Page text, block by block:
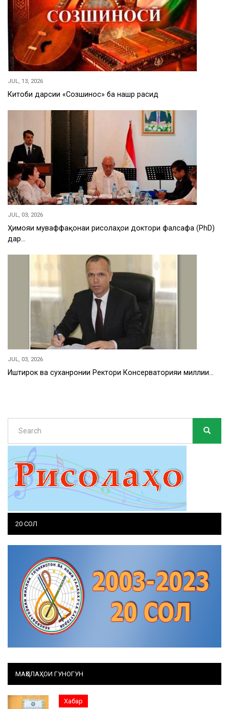
JUL, 13, 2026
Китоби дарсии «Созшиносӣ» ба нашр расид
JUL, 03, 2026
Ҳимояи муваффақонаи рисолаҳои доктори фалсафа (PhD)
дар…
JUL, 03, 2026
Иштирок ва суханронии Ректори Консерваторияи миллии…
Search
20 СОЛ
МАҚОЛАҲОИ ГУНОГУН
Хабар